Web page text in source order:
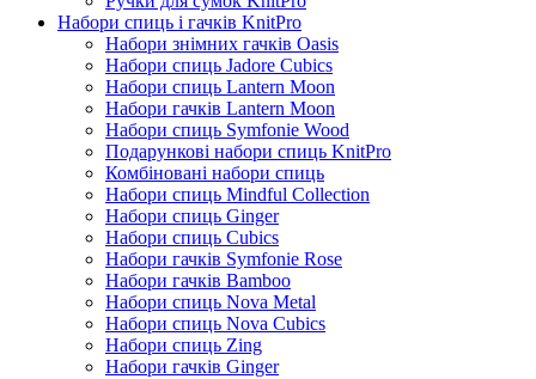
Набори спиць і гачків KnitPro
Набори знімних гачків Oasis
Набори спиць Jadore Cubics
Набори спиць Lantern Moon
Набори гачків Lantern Moon
Набори спиць Symfonie Wood
Подарункові набори спиць KnitPro
Комбіновані набори спиць
Набори спиць Mindful Collection
Набори спиць Ginger
Набори спиць Cubics
Набори гачків Symfonie Rose
Набори гачків Bamboo
Набори спиць Nova Metal
Набори спиць Nova Cubics
Набори спиць Zing
Набори гачків Ginger